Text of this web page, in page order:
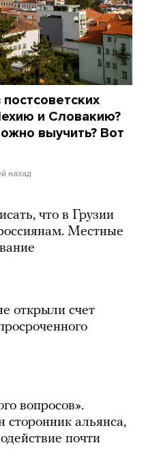
и Словакию?
выучить? Вот
назад
что в Грузии
Местные
открыли счет
вопросов».
сторонник альянса,
почти